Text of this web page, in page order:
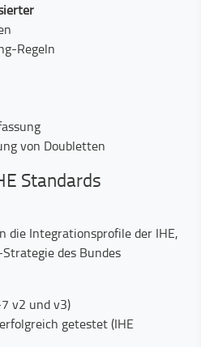
Regeln
von Doubletten
Standards
die Integrationsprofile der IHE,
des Bundes
v2 und v3)
getestet (IHE